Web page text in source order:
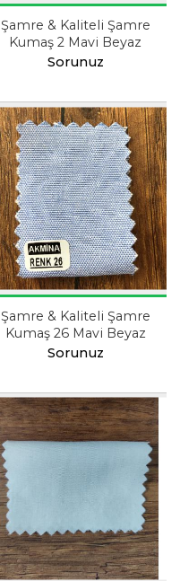
Şamre & Kaliteli Şamre
Kumaş 2 Mavi Beyaz
Sorunuz
Şamre & Kaliteli Şamre
Kumaş 26 Mavi Beyaz
Sorunuz